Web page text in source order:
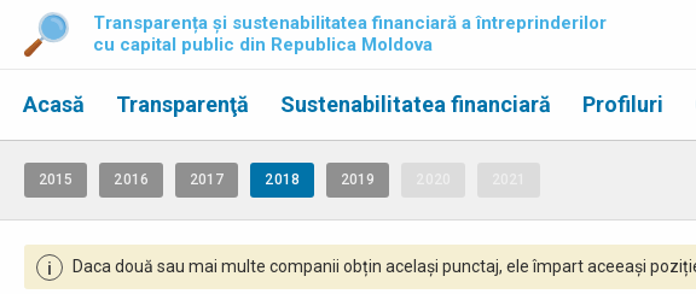
Transparența și sustenabilitatea financiară a întreprinderilor
cu capital public din Republica Moldova
Acasă Transparenţă Sustenabilitatea financiară Profiluri
2015 2016 2017 2018 2019
i Daca două sau mai multe companii obțin același punctaj, ele împart aceeași